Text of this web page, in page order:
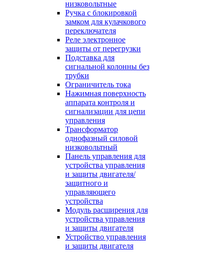
низковольтные
Ручка с блокировкой
замком для кулачкового
переключателя
Реле электронное
защиты от перегрузки
Подставка для
сигнальной колонны без
трубки
Ограничитель тока
Нажимная поверхность
аппарата контроля и
сигнализации для цепи
управления
Трансформатор
однофазный силовой
низковольтный
Панель управления для
устройства управления
и защиты двигателя/
защитного и
управляющего
устройства
Модуль расширения для
устройства управления
и защиты двигателя
Устройство управления
и защиты двигателя